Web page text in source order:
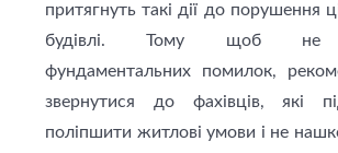
притягнуть такі дії до порушення
будівлі. Тому щоб не
фундаментальних помилок,
звернутися до фахівців, які
поліпшити житлові умови і не